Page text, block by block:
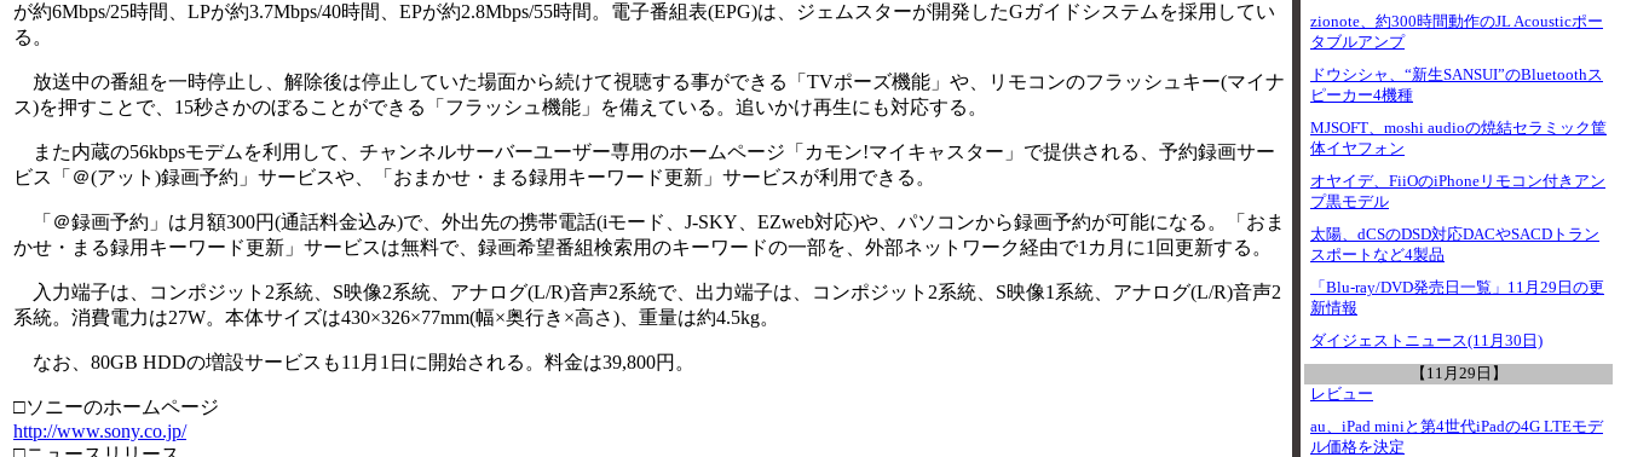
が約6Mbps/25時間、LPが約3.7Mbps/40時間、EPが約2.8Mbps/55時間。電子番組表(EPG)は、ジェムスターが開発したGガイドシステムを採用してい
る。
放送中の番組を一時停止し、解除後は停止していた場面から続けて視聴する事ができる「TVポーズ機能」や、リモコンのフラッシュキー(マイナ
ス)を押すことで、15秒さかのぼることができる「フラッシュ機能」を備えている。追いかけ再生にも対応する。
また内蔵の56kbpsモデムを利用して、チャンネルサーバーユーザー専用のホームページ「カモン!マイキャスター」で提供される、予約録画サー
ビス「＠(アット)録画予約」サービスや、「おまかせ・まる録用キーワード更新」サービスが利用できる。
「＠録画予約」は月額300円(通話料金込み)で、外出先の携帯電話(iモード、J-SKY、EZweb対応)や、パソコンから録画予約が可能になる。「おま
かせ・まる録用キーワード更新」サービスは無料で、録画希望番組検索用のキーワードの一部を、外部ネットワーク経由で1カ月に1回更新する。
入力端子は、コンポジット2系統、S映像2系統、アナログ(L/R)音声2系統で、出力端子は、コンポジット2系統、S映像1系統、アナログ(L/R)音声2
系統。消費電力は27W。本体サイズは430×326×77mm(幅×奥行き×高さ)、重量は約4.5kg。
なお、80GB HDDの増設サービスも11月1日に開始される。料金は39,800円。
□ソニーのホームページ
http://www.sony.co.jp/
zionote、約300時間動作のJL Acousticポー
タブルアンプ
ドウシシャ、“新生SANSUI”のBluetoothス
ピーカー4機種
MJSOFT、moshi audioの焼結セラミック筐
体イヤフォン
オヤイデ、FiiOのiPhoneリモコン付きアン
プ黒モデル
太陽、dCSのDSD対応DACやSACDトラン
スポートなど4製品
「Blu-ray/DVD発売日一覧」11月29日の更
新情報
ダイジェストニュース(11月30日)
【11月29日】
レビュー
au、iPad miniと第4世代iPadの4G LTEモデ
ル価格を決定